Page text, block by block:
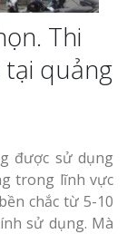
Thi
quảng
được sử dụng
trong lĩnh vực
chắc từ 5-10
sử dụng. Mà
Ma Trận
Thi Công
Nghiệp
Làm Biển
Tại Vinh Lấy